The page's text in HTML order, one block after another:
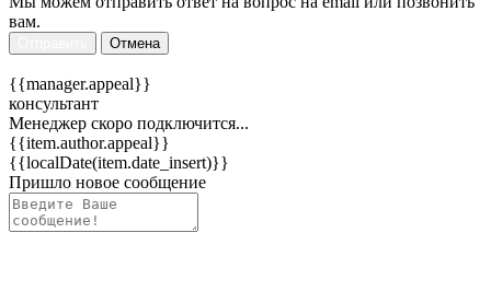
вам.
Отмена
{{manager.appeal}}
консультант
Менеджер скоро подключится...
{{item.author.appeal}}
{{localDate(item.date_insert)}}
Пришло новое сообщение